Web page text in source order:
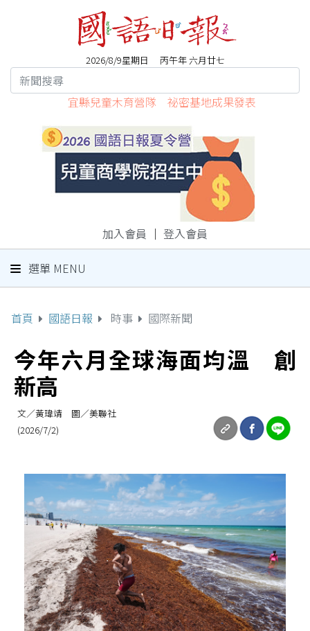
2026/8/9星期日 丙午年 六月廿七
宜縣兒童木育營隊 祕密基地成果發表
加入會員 ｜ 登入會員
選單 MENU
首頁 國語日報 時事 國際新聞
今年六月全球海面均溫 創
新高
文／黃瑋靖 圖／美聯社
(2026/7/2)